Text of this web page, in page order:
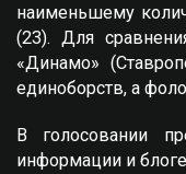
наименьшему
(23). Для
«Динамо»
единоборств, а
В голосовании
информации и